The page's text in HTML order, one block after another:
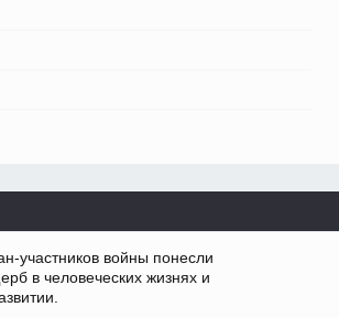
участников войны понесли
в человеческих жизнях и